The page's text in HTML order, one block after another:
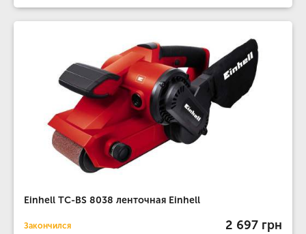
Einhell TC-BS 8038 ленточная Einhell
Закончился 2 697 грн